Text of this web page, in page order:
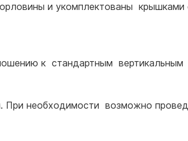
и укомплектованы
к стандартным вертикальным
необходимости возможно